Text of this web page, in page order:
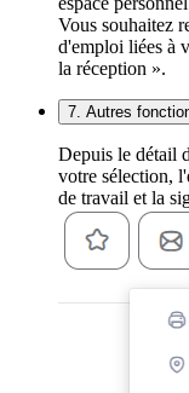
Vous souhaitez
d'emploi liées à
la réception ».
7. Autres
Depuis le détail
votre sélection,
de travail et la